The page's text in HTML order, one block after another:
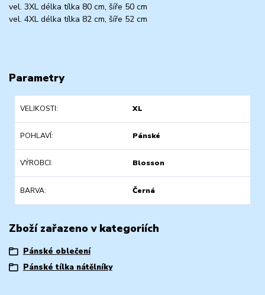
vel. 3XL délka tílka 80 cm, šíře 50 cm
vel. 4XL délka tílka 82 cm, šíře 52 cm
Parametry
VELIKOSTI XL
POHLAVÍ Pánské
VÝROBCI Blosson
BARVA Černá
Zboží zařazeno v kategoriích
Pánské oblečení
Pánské tílka nátělníky